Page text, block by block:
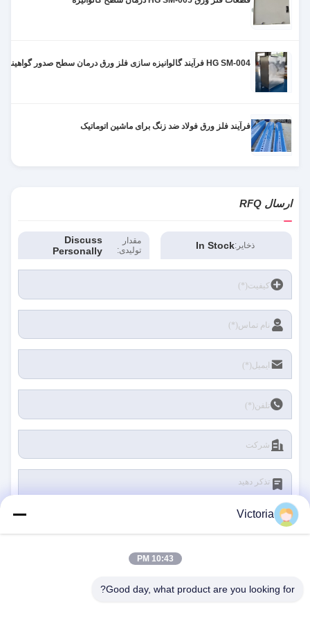
HG SM-004 فرآیند گالوانیزه سازی فلز ورق درمان سطح صدور گواهینامه ISO9001
فرآیند فلز ورق فولاد ضد زنگ برای ماشین اتوماتیک
ارسال RFQ
ذخایر:In Stock
مقدار
تولیدی:
Discuss
Personally
Victoria
10:43 PM
Good day, what product are you looking for?